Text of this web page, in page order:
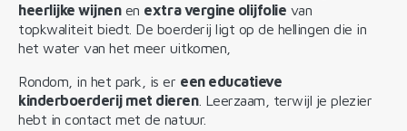
heerlijke wijnenen extra vergine olijfolie van
topkwaliteit biedt. De boerderij ligt op de hellingen die in
het water van het meer uitkomen,
Rondom, in het park, is er een educatieve
kinderboerderij met dieren. Leerzaam, terwijl je plezier
hebt in contact met de natuur.